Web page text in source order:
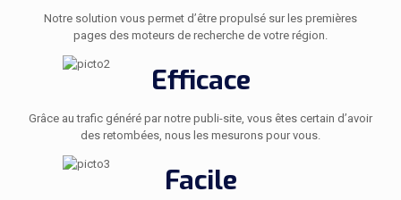
Notre solution vous permet d’être propulsé sur les premières
pages des moteurs de recherche de votre région.
Efficace
Grâce au trafic généré par notre publi-site, vous êtes certain d’avoir
des retombées, nous les mesurons pour vous.
Facile